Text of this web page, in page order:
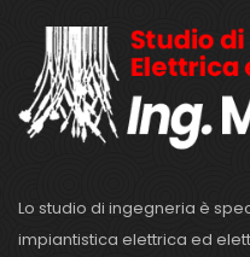
Lo studio di ingegneria è
impiantistica elettrica ed